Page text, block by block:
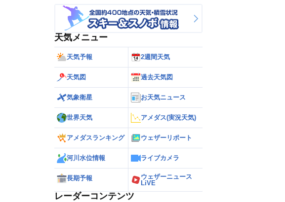
天気メニュー
天気予報 2週間天気
天気図 過去天気図
気象衛星 お天気ニュース
世界天気 アメダス(実況天気)
アメダスランキング ウェザーリポート
河川水位情報 ライブカメラ
長期予報
ウェザーニュース
LiVE
レーダーコンテンツ